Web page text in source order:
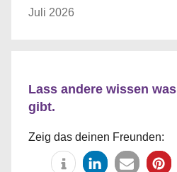
Juli 2026
Lass andere wissen
gibt.
Zeig das deinen Freunden: